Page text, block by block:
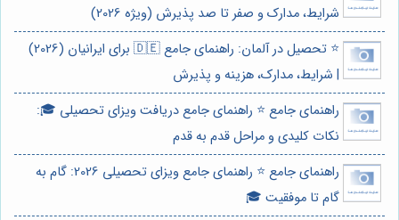
شرایط، مدارک و صفر تا صد پذیرش (ویژه 2026)
⭐️ تحصیل در آلمان: راهنمای جامع 🇩🇪 برای ایرانیان (2026)
| شرایط، مدارک، هزینه و پذیرش
راهنمای جامع ⭐️ راهنمای جامع دریافت ویزای تحصیلی 🎓:
نکات کلیدی و مراحل قدم به قدم
راهنمای جامع ⭐️ راهنمای جامع ویزای تحصیلی 2026: گام به
گام تا موفقیت 🎓